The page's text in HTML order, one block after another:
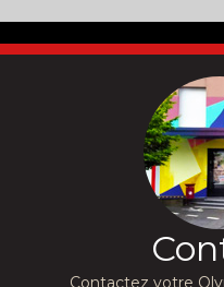
Contactez votre